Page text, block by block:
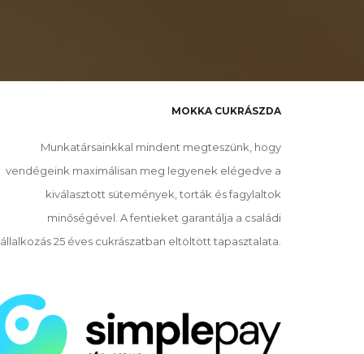
MOKKA CUKRÁSZDA
Munkatársainkkal mindent megteszünk, hogy
vendégeink maximálisan meg legyenek elégedve a
kiválasztott sütemények, torták és fagylaltok
minőségével. A fentieket garantálja a családi
25 éves cukrászatban eltöltött tapasztalata.